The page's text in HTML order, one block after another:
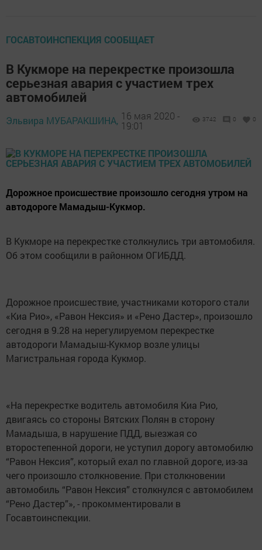
ГОСАВТОИНСПЕКЦИЯ СООБЩАЕТ
В Кукморе на перекрестке произошла
серьезная авария с участием трех
автомобилей
Эльвира МУБАРАКШИНА, 16 мая 2020 -
19:01
3742 0 0
Дорожное происшествие произошло сегодня утром на
автодороге Мамадыш-Кукмор.
В Кукморе на перекрестке столкнулись три автомобиля.
Об этом сообщили в районном ОГИБДД.
Дорожное происшествие, участниками которого стали
«Киа Рио», «Равон Нексия» и «Рено Дастер», произошло
сегодня в 9.28 на нерегулируемом перекрестке
автодороги Мамадыш-Кукмор возле улицы
Магистральная города Кукмор.
«На перекрестке водитель автомобиля Киа Рио,
двигаясь со стороны Вятских Полян в сторону
Мамадыша, в нарушение ПДД, выезжая со
второстепенной дороги, не уступил дорогу автомобилю
“Равон Нексия”, который ехал по главной дороге, из-за
чего произошло столкновение. При столкновении
автомобиль “Равон Нексия” столкнулся с автомобилем
“Рено Дастер”», - прокомментировали в
Госавтоинспекции.